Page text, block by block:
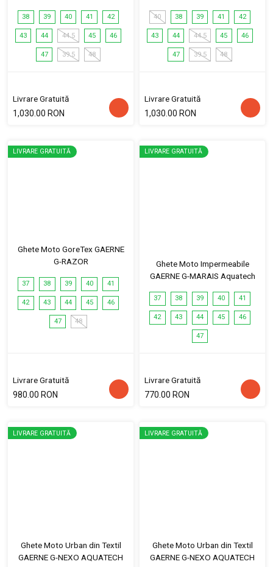
38 39 40 41 42
43 44 44.5 45 46
47 39.5 48
Livrare Gratuită
1,030.00 RON
40 38 39 41 42
43 44 44.5 45 46
47 39.5 48
Livrare Gratuită
1,030.00 RON
LIVRARE GRATUITĂ
Ghete Moto GoreTex GAERNE
G-RAZOR
37 38 39 40 41
42 43 44 45 46
47 48
Livrare Gratuită
980.00 RON
LIVRARE GRATUITĂ
Ghete Moto Impermeabile
GAERNE G-MARAIS Aquatech
37 38 39 40 41
42 43 44 45 46
47
Livrare Gratuită
770.00 RON
LIVRARE GRATUITĂ
Ghete Moto Urban din Textil
GAERNE G-NEXO AQUATECH
LIVRARE GRATUITĂ
Ghete Moto Urban din Textil
GAERNE G-NEXO AQUATECH